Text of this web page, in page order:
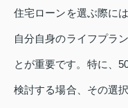
住宅ローンを選ぶ際に
自分自身のライフプラ
とが重要です。特に、
検討する場合、その選